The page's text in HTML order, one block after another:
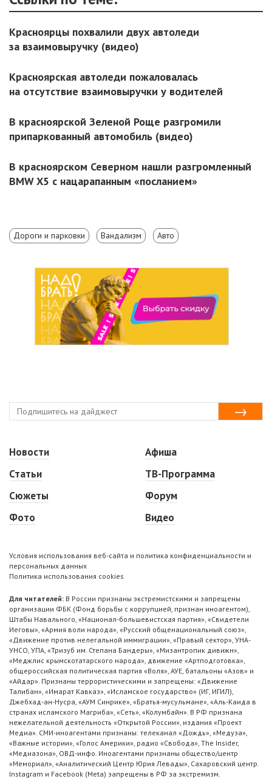
Красноярцы похвалили двух автоледи
за взаимовыручку (видео)
Красноярская автоледи пожаловалась
на отсутствие взаимовыручки у водителей
В красноярской Зеленой Роще разгромили
припаркованный автомобиль (видео)
В красноярском Северном нашли разгромленный
BMW X5 с нацарапанным «посланием»
Дороги и парковки Вандализм Авто
Новости
Статьи
Сюжеты
Фото
Афиша
ТВ-Программа
Форум
Видео
Условия использования веб-сайта и политика конфиденциальности и
персональных данных
Политика использования cookies
Для читателей: В России признаны экстремистскими и запрещены
организации ФБК (Фонд борьбы с коррупцией, признан иноагентом),
Штабы Навального, «Национал-большевистская партия», «Свидетели
Иеговы», «Армия воли народа», «Русский общенациональный союз»,
«Движение против нелегальной иммиграции», «Правый сектор», УНА-
УНСО, УПА, «Тризуб им. Степана Бандеры», «Мизантропик дивижн»,
«Меджлис крымскотатарского народа», движение «Артподготовка»,
общероссийская политическая партия «Воля», АУЕ, батальоны «Азов» и
«Айдар». Признаны террористическими и запрещены: «Движение
Талибан», «Имарат Кавказ», «Исламское государство» (ИГ, ИГИЛ),
Джебхад-ан-Нусра, «АУМ Синрике», «Братья-мусульмане», «Аль-Каида в
странах исламского Магриба», «Сеть», «Колумбайн». В РФ признана
нежелательной деятельность «Открытой России», издания «Проект
Медиа». СМИ-иноагентами признаны: телеканал «Дождь», «Медуза»,
«Важные истории», «Голос Америки», радио «Свобода», The Insider,
«Медиазона», ОВД-инфо. Иноагентами признаны общество/центр
«Мемориал», «Аналитический Центр Юрия Левады», Сахаровский центр.
Instagram и Facebook (Metа) запрещены в РФ за экстремизм.